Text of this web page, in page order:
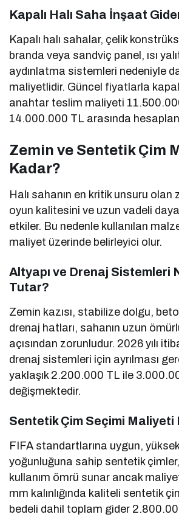
Kapalı Halı Saha İnşaat
Kapalı halı sahalar, çelik
branda veya sandviç panel, ısı
aydınlatma sistemleri nedeniyle
maliyetlidir. Güncel fiyatlarla
anahtar teslim maliyeti
14.000.000 TL arasında
Zemin ve Sentetik Çim
Kadar?
Halı sahanın en kritik unsuru
oyun kalitesini ve uzun vadeli
etkiler. Bu nedenle kullanılan
maliyet üzerinde belirleyici olur.
Altyapı ve Drenaj Sistemleri
Tutar?
Zemin kazısı, stabilize dolgu,
drenaj hatları, sahanın uzun
açısından zorunludur. 2026 yılı
drenaj sistemleri için ayrılması
yaklaşık 2.200.000 TL ile
değişmektedir.
Sentetik Çim Seçimi Maliyeti
FIFA standartlarına uygun,
yoğunluğuna sahip sentetik
kullanım ömrü sunar ancak
mm kalınlığında kaliteli sentetik
bedeli dahil toplam gider